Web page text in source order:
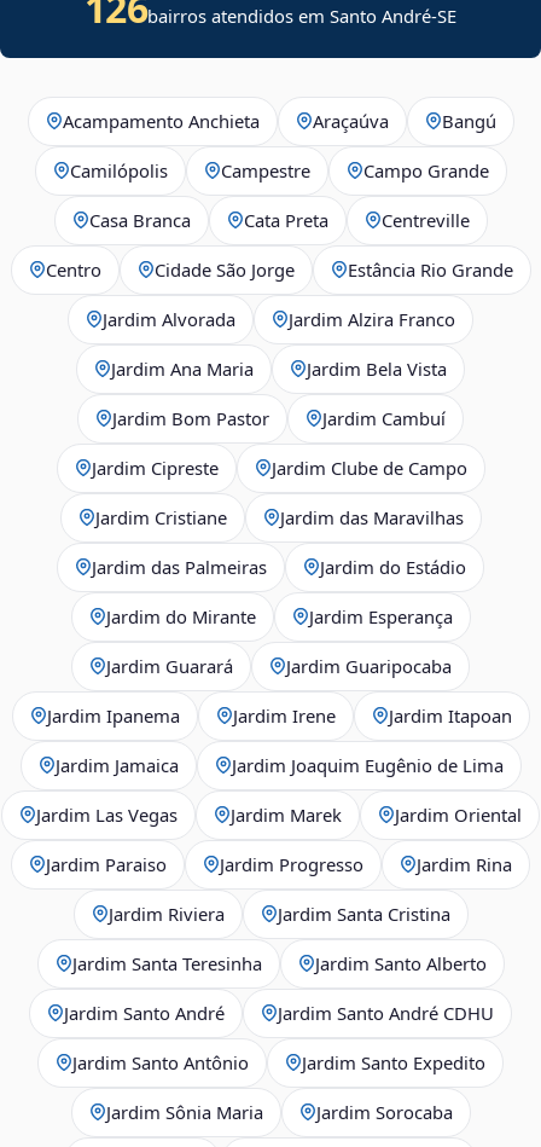
bairros atendidos emSanto André-SE
Acampamento Anchieta Araçaúva Bangú
Camilópolis Campestre Campo Grande
Casa Branca Cata Preta Centreville
Centro Cidade São Jorge Estância Rio Grande
Jardim Alvorada Jardim Alzira Franco
Jardim Ana Maria Jardim Bela Vista
Jardim Bom Pastor Jardim Cambuí
Jardim Cipreste Jardim Clube de Campo
Jardim Cristiane Jardim das Maravilhas
Jardim das Palmeiras Jardim do Estádio
Jardim do Mirante Jardim Esperança
Jardim Guarará Jardim Guaripocaba
Jardim Ipanema Jardim Irene Jardim Itapoan
Jardim Jamaica Jardim Joaquim Eugênio de Lima
Jardim Las Vegas Jardim Marek Jardim Oriental
Jardim Paraiso Jardim Progresso Jardim Rina
Jardim Riviera Jardim Santa Cristina
Jardim Santa Teresinha Jardim Santo Alberto
Jardim Santo André Jardim Santo André CDHU
Jardim Santo Antônio Jardim Santo Expedito
Jardim Sônia Maria Jardim Sorocaba